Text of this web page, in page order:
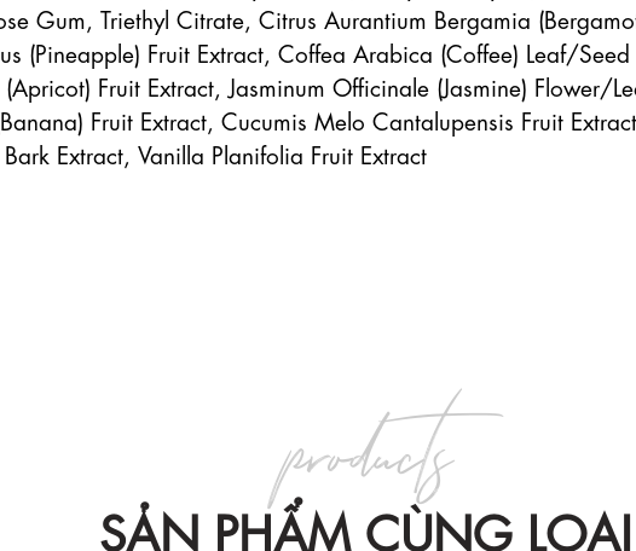
Gum, Triethyl Citrate, Citrus Aurantium Bergamia
(Pineapple) Fruit Extract, Coffea Arabica (Coffee) Leaf/Seed
Fruit Extract, Jasminum Officinale (Jasmine) Flower/
Fruit Extract, Cucumis Melo Cantalupensis Fruit Extract,
Extract, Vanilla Planifolia Fruit Extract
SẢN PHẨM CÙNG LOẠI
products